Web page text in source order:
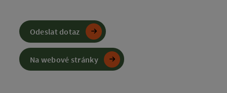
Odeslat dotaz
Na webové stránky